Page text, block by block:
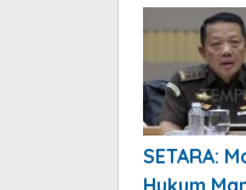
SETARA: